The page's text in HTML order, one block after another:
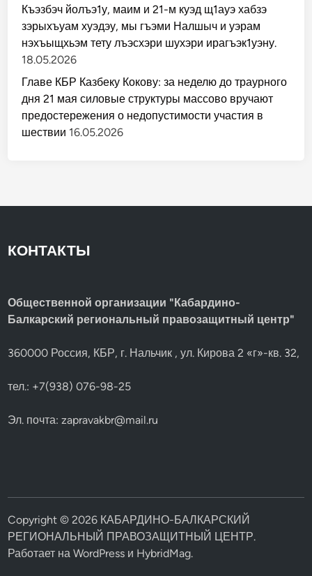
Къэзбэч йолъэ1у, маим и 21-м куэд щ1ауэ хабзэ
зэрыхъуам хуэдэу, мы гъэми Налшыч и уэрам
нэхъыщхьэм тету лъэсхэри шухэри ирагъэк1уэну.
18.05.2026
Главе КБР Казбеку Кокову: за неделю до траурного
дня 21 мая силовые структуры массово вручают
предостережения о недопустимости участия в
шествии 16.05.2026
КОНТАКТЫ
Общественной организации "Кабардино-
Балкарский региональный правозащитный центр"
360000 Россия, КБР, г. Нальчик , ул. Кирова 2 «г»-кв. 32,
тел.: +7(938) 076-98-25
Эл. почта:zapravakbr@mail.ru
Copyright © 2026 КАБАРДИНО-БАЛКАРСКИЙ
РЕГИОНАЛЬНЫЙ ПРАВОЗАЩИТНЫЙ ЦЕНТР.
Работает наWordPress и HybridMag.